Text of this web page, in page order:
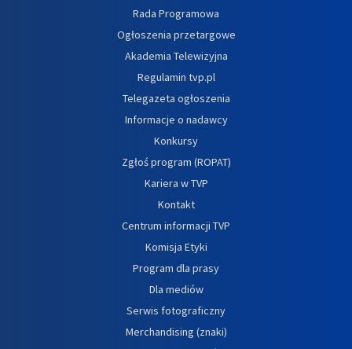
Rada Programowa
Ogłoszenia przetargowe
Akademia Telewizyjna
Regulamin tvp.pl
Telegazeta ogłoszenia
Informacje o nadawcy
Konkursy
Zgłoś program (ROPAT)
Kariera w TVP
Kontakt
Centrum informacji TVP
Komisja Etyki
Program dla prasy
Dla mediów
Serwis fotograficzny
Merchandising (znaki)